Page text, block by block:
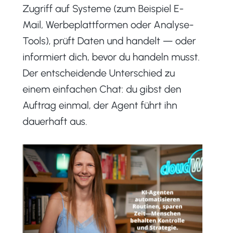
Zugriff auf Systeme (zum Beispiel E-
Mail, Werbeplattformen oder Analyse-
Tools), prüft Daten und handelt — oder
informiert dich, bevor du handeln musst.
Der entscheidende Unterschied zu
einem einfachen Chat: du gibst den
Auftrag einmal, der Agent führt ihn
dauerhaft aus.